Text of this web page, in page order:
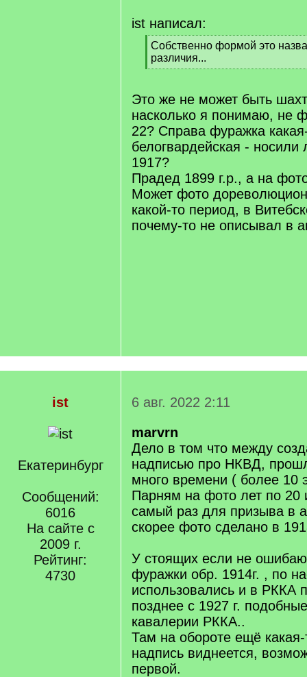
ist написал:
[
q
]
Собственно формой это
различия...
[
q
]
Это же не может быть
насколько я понимаю, не
22? Справа фуражка
белогвардейская - носили
1917?
Прадед 1899 г.р., а на
Может фото
какой-то период, в
почему-то не описывал в
ist
Екатеринбург
Сообщений:
6016
На сайте с
2009 г.
Рейтинг:
4730
6 авг. 2022 2:11
marvrn
Дело в том что между
надписью про НКВД,
много времени ( более 10
Парням на фото лет по 20
самый раз для призыва в
скорее фото сделано в
У стоящих если не
фуражки обр. 1914г. , по
использовались и в РККА
позднее с 1927 г.
кавалерии РККА..
Там на обороте ещё
надпись виднеется,
первой.